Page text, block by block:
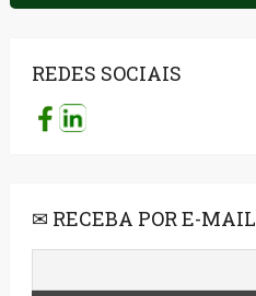
REDES SOCIAIS
✉ RECEBA POR E-MAIL